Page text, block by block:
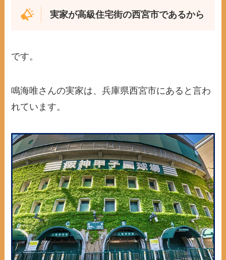
実家が高級住宅街の西宮市であるから
です。
鳴海唯さんの実家は、兵庫県西宮市にあると言わ
れています。